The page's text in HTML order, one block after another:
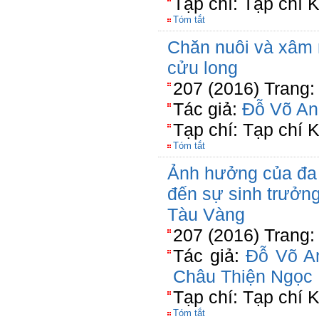
Tóm tắt
Chăn nuôi và
cửu long
207 (2016)
Tác giả: Đỗ Võ
Tạp chí: Tạp chí
Tóm tắt
Ảnh hưởng của
đến sự sinh
Tàu Vàng
207 (2016)
Tác giả: Đỗ Võ
Châu Thiện Ngọc
Tạp chí: Tạp chí
Tóm tắt